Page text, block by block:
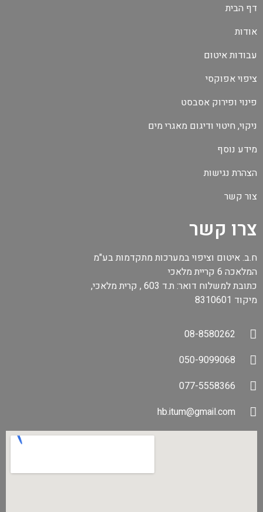
דף הבית
אודות
עבודות איטום
ציפוי אפוקסי
פינוי ופירוק אסבסט
ניקוי, חיטוי ודיגום מאגרי מים
מידע נוסף
הצהרת נגישות
צור קשר
צרו קשר
ח.ב. איטום וציפוי במערכות מתקדמות בע"מ
המלאכה 6 קריית מלאכי
כתובת למשלוח דואר: ת.ד 603 , קרית מלאכי,
מיקוד 8310601
08-8580262
050-9099068
077-5558366
hb.itum@gmail.com